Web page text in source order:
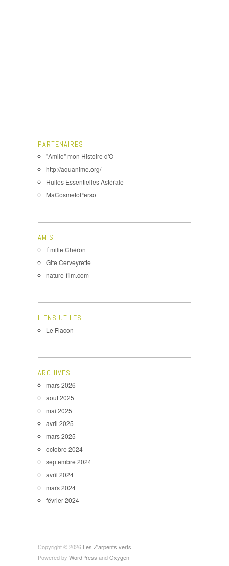
PARTENAIRES
"Amilo" mon Histoire d'O
http://aquanime.org/
Huiles Essentielles Astérale
MaCosmetoPerso
AMIS
Émilie Chéron
Gite Cerveyrette
nature-film.com
LIENS UTILES
Le Flacon
ARCHIVES
mars 2026
août 2025
mai 2025
avril 2025
mars 2025
octobre 2024
septembre 2024
avril 2024
mars 2024
février 2024
Copyright © 2026 Les Z'arpents verts
Powered by WordPress andOxygen